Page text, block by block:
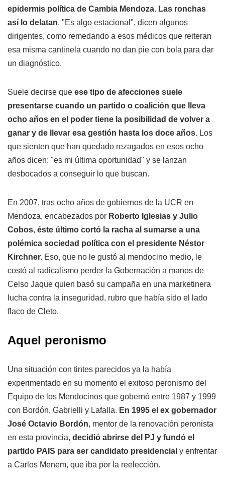
epidermis política de Cambia Mendoza. Las ronchas
así lo delatan. "Es algo estacional", dicen algunos
dirigentes, como remedando a esos médicos que reiteran
esa misma cantinela cuando no dan pie con bola para dar
un diagnóstico.
Suele decirse que ese tipo de afecciones suele
presentarse cuando un partido o coalición que lleva
ocho años en el poder tiene la posibilidad de volver a
ganar y de llevar esa gestión hasta los doce años. Los
que sienten que han quedado rezagados en esos ocho
años dicen: "es mi última oportunidad" y se lanzan
desbocados a conseguir lo que buscan.
En 2007, tras ocho años de gobiernos de la UCR en
Mendoza, encabezados por Roberto Iglesias y Julio
Cobos, éste último cortó la racha al sumarse a una
polémica sociedad política con el presidente Néstor
Kirchner. Eso, que no le gustó al mendocino medio, le
costó al radicalismo perder la Gobernación a manos de
Celso Jaque quien basó su campaña en una marketinera
lucha contra la inseguridad, rubro que había sido el lado
flaco de Cleto.
Aquel peronismo
Una situación con tintes parecidos ya la había
experimentado en su momento el exitoso peronismo del
Equipo de los Mendocinos que gobernó entre 1987 y 1999
con Bordón, Gabrielli y Lafalla. En 1995 el ex gobernador
José Octavio Bordón, mentor de la renovación peronista
en esta provincia, decidió abrirse del PJ y fundó el
partido PAIS para ser candidato presidencial y enfrentar
a Carlos Menem, que iba por la reelección.